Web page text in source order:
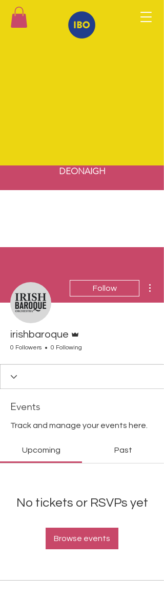
DEONAIGH
Follow
irishbaroque
0 Followers 0 Following
Events
Track and manage your events here.
Upcoming Past
No tickets or RSVPs yet
Browse events